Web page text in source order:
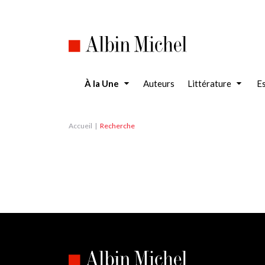
À la Une Auteurs Littérature
Accueil Recherche